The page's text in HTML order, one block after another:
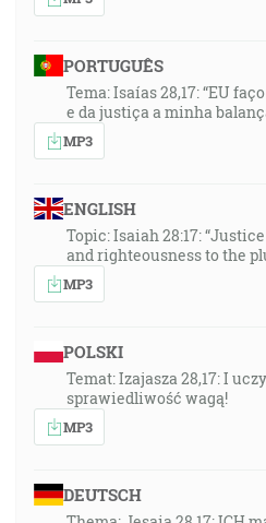
PORTUGUÊS
Tema: Isaías 28,17: “EU
e da justiça a minha
MP3
ENGLISH
Topic: Isaiah 28:17:
and righteousness to the
MP3
POLSKI
Temat: Izajasza 28,17: I
sprawiedliwość wagą!
MP3
DEUTSCH